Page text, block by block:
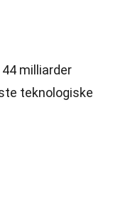
milliarder
teknologiske